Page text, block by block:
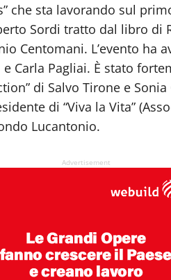
che sta lavorando sul
Sordi tratto dal libro di
Centomani. L’evento ha
e Carla Pagliai. È stato
di Salvo Tirone e
di “Viva la Vita”
Lucantonio.
Advertisement